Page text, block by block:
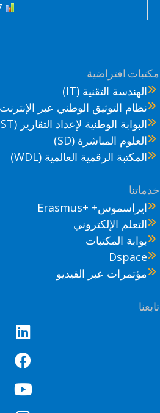
Total Visit : 689377
افتراضية
الهندسة التقنية (IT)
نظام التوثيق الوطني عبر الإنترنت (SNDL)
البوابة الوطنية لإعداد التقارير (PNST)
العلوم المباشرة (SD)
المكتبة الرقمية العالمية (WDL)
ايراسموس+ +Erasmus
التعلم الإلكتروني
بوابة المكتبات
Dspace
مؤتمرات عبر الفيديو